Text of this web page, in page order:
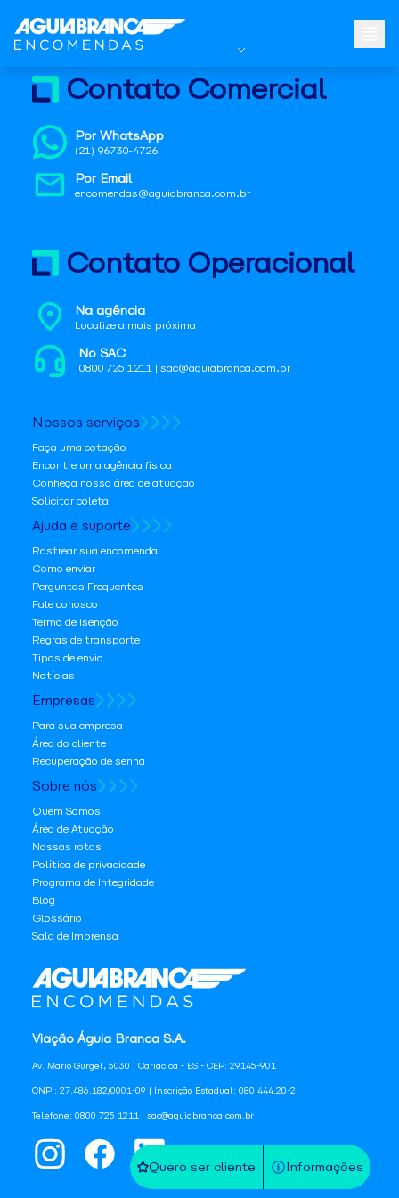
Quero ser cliente Informações
Viação Águia Branca S.A.
Av. Mario Gurgel, 5030 | Cariacica - ES - CEP: 29145-901
CNPJ: 27.486.182/0001-09 | Inscrição Estadual: 080.444.20-2
Telefone: 0800 725 1211 | sac@aguiabranca.com.br
Contato Comercial
Por WhatsApp
(21) 96730-4726
Por Email
encomendas@aguiabranca.com.br
Contato Operacional
Na agência
Localize a mais próxima
No SAC
0800 725 1211 | sac@aguiabranca.com.br
Nossos serviços
Faça uma cotação
Encontre uma agência física
Conheça nossa área de atuação
Solicitar coleta
Ajuda e suporte
Rastrear sua encomenda
Como enviar
Perguntas Frequentes
Fale conosco
Termo de isenção
Regras de transporte
Tipos de envio
Notícias
Empresas
Para sua empresa
Área do cliente
Recuperação de senha
Sobre nós
Quem Somos
Área de Atuação
Nossas rotas
Política de privacidade
Programa de Integridade
Blog
Glossário
Sala de Imprensa